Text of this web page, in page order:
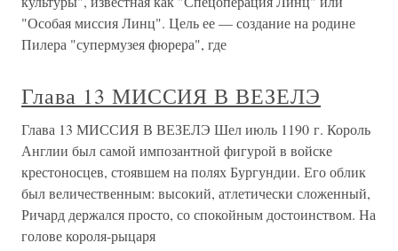
"Особая миссия Линц". Цель ее — создание на родине
Пилера "супермузея фюрера", где
Глава 13 МИССИЯ В ВЕЗЕЛЭ
Глава 13 МИССИЯ В ВЕЗЕЛЭ Шел июль 1190 г. Король
Англии был самой импозантной фигурой в войске
крестоносцев, стоявшем на полях Бургундии. Его облик
был величественным: высокий, атлетически сложенный,
Ричард держался просто, со спокойным достоинством. На
голове короля-рыцаря